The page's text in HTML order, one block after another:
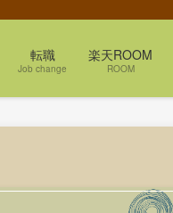
転職
Job change
楽天ROOM
ROOM